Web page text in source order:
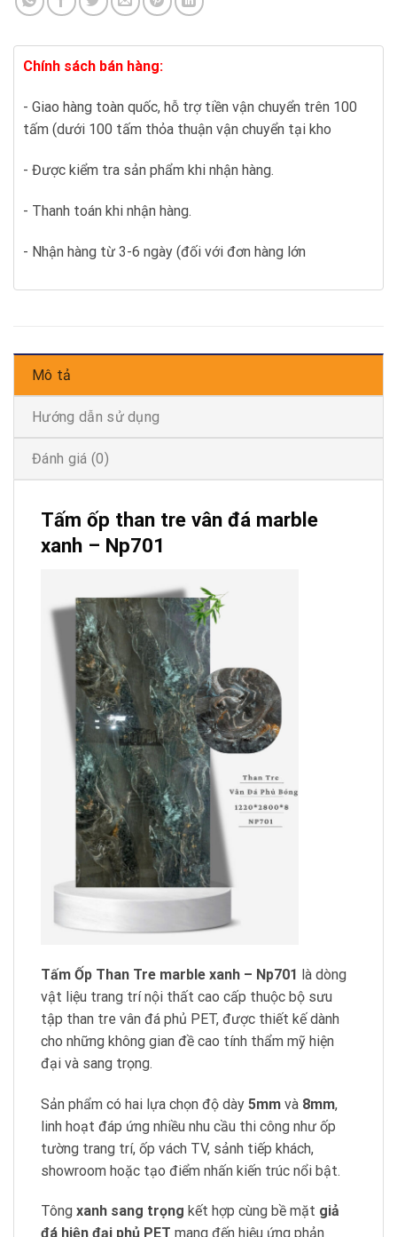
Chính sách bán hàng:
- Giao hàng toàn quốc, hỗ trợ tiền vận chuyển trên 100
tấm (dưới 100 tấm thỏa thuận vận chuyển tại kho
- Được kiểm tra sản phẩm khi nhận hàng.
- Thanh toán khi nhận hàng.
- Nhận hàng từ 3-6 ngày (đối với đơn hàng lớn
Mô tả
Đánh giá (0)
Hướng dẫn sử dụng
Tấm ốp than tre vân đá marble
xanh – Np701
Tấm Ốp Than Tre marble xanh – Np701 là dòng
vật liệu trang trí nội thất cao cấp thuộc bộ sưu
tập than tre vân đá phủ PET, được thiết kế dành
cho những không gian đề cao tính thẩm mỹ hiện
đại và sang trọng.
Sản phẩm có hai lựa chọn độ dày 5mm và 8mm,
linh hoạt đáp ứng nhiều nhu cầu thi công như ốp
tường trang trí, ốp vách TV, sảnh tiếp khách,
showroom hoặc tạo điểm nhấn kiến trúc nổi bật.
Tông xanh sang trọng kết hợp cùng bề mặt giả
đá hiện đại phủ PET mang đến hiệu ứng phản